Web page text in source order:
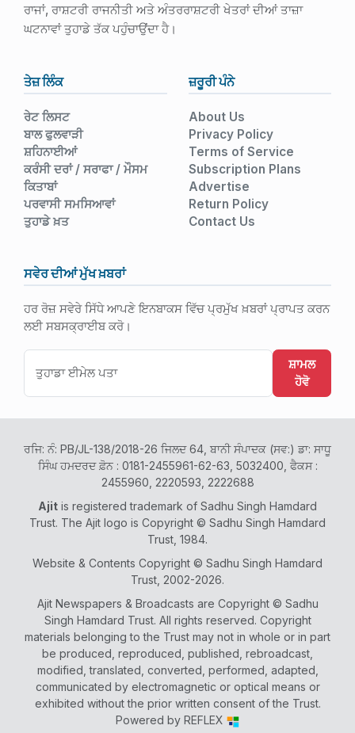
ਰਾਜਾਂ, ਰਾਸ਼ਟਰੀ ਰਾਜਨੀਤੀ ਅਤੇ ਅੰਤਰਰਾਸ਼ਟਰੀ ਖੇਤਰਾਂ ਦੀਆਂ ਤਾਜ਼ਾ
ਘਟਨਾਵਾਂ ਤੁਹਾਡੇ ਤੱਕ ਪਹੁੰਚਾਉਂਦਾ ਹੈ।
ਤੇਜ਼ ਲਿੰਕ
ਰੇਟ ਲਿਸਟ
ਬਾਲ ਫੁਲਵਾੜੀ
ਸ਼ਹਿਨਾਈਆਂ
ਕਰੰਸੀ ਦਰਾਂ / ਸਰਾਫਾ / ਮੌਸਮ
ਕਿਤਾਬਾਂ
ਪਰਵਾਸੀ ਸਮਸਿਆਵਾਂ
ਤੁਹਾਡੇ ਖ਼ਤ
ਜ਼ਰੂਰੀ ਪੰਨੇ
About Us
Privacy Policy
Terms of Service
Subscription Plans
Advertise
Return Policy
Contact Us
ਸਵੇਰ ਦੀਆਂ ਮੁੱਖ ਖ਼ਬਰਾਂ
ਹਰ ਰੋਜ਼ ਸਵੇਰੇ ਸਿੱਧੇ ਆਪਣੇ ਇਨਬਾਕਸ ਵਿੱਚ ਪ੍ਰਮੁੱਖ ਖ਼ਬਰਾਂ ਪ੍ਰਾਪਤ ਕਰਨ
ਲਈ ਸਬਸਕ੍ਰਾਈਬ ਕਰੋ।
ਸ਼ਾਮਲ
ਹੋਵੋ
ਰਜਿ: ਨੰ: PB/JL-138/2018-26 ਜਿਲਦ 64, ਬਾਨੀ ਸੰਪਾਦਕ (ਸਵ:) ਡਾ: ਸਾਧੂ
ਸਿੰਘ ਹਮਦਰਦ ਫ਼ੋਨ : 0181-2455961-62-63, 5032400, ਫੈਕਸ :
2455960, 2220593, 2222688
Ajit is registered trademark of Sadhu Singh Hamdard
Trust. The Ajit logo is Copyright © Sadhu Singh Hamdard
Trust, 1984.
Website & Contents Copyright © Sadhu Singh Hamdard
Trust, 2002-2026.
Ajit Newspapers & Broadcasts are Copyright © Sadhu
Singh Hamdard Trust. All rights reserved. Copyright
materials belonging to the Trust may not in whole or in part
be produced, reproduced, published, rebroadcast,
modified, translated, converted, performed, adapted,
communicated by electromagnetic or optical means or
exhibited without the prior written consent of the Trust.
Powered by REFLEX